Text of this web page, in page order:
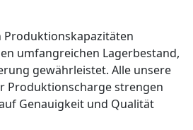
Produktionskapazitäten
umfangreichen Lagerbestand,
gewährleistet. Alle unsere
Produktionscharge strengen
Genauigkeit und Qualität